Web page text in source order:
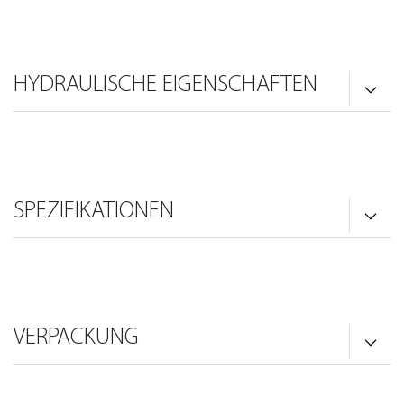
HYDRAULISCHE EIGENSCHAFTEN
SPEZIFIKATIONEN
VERPACKUNG